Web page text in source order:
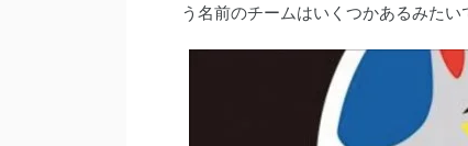
う名前のチームはいくつかあるみた